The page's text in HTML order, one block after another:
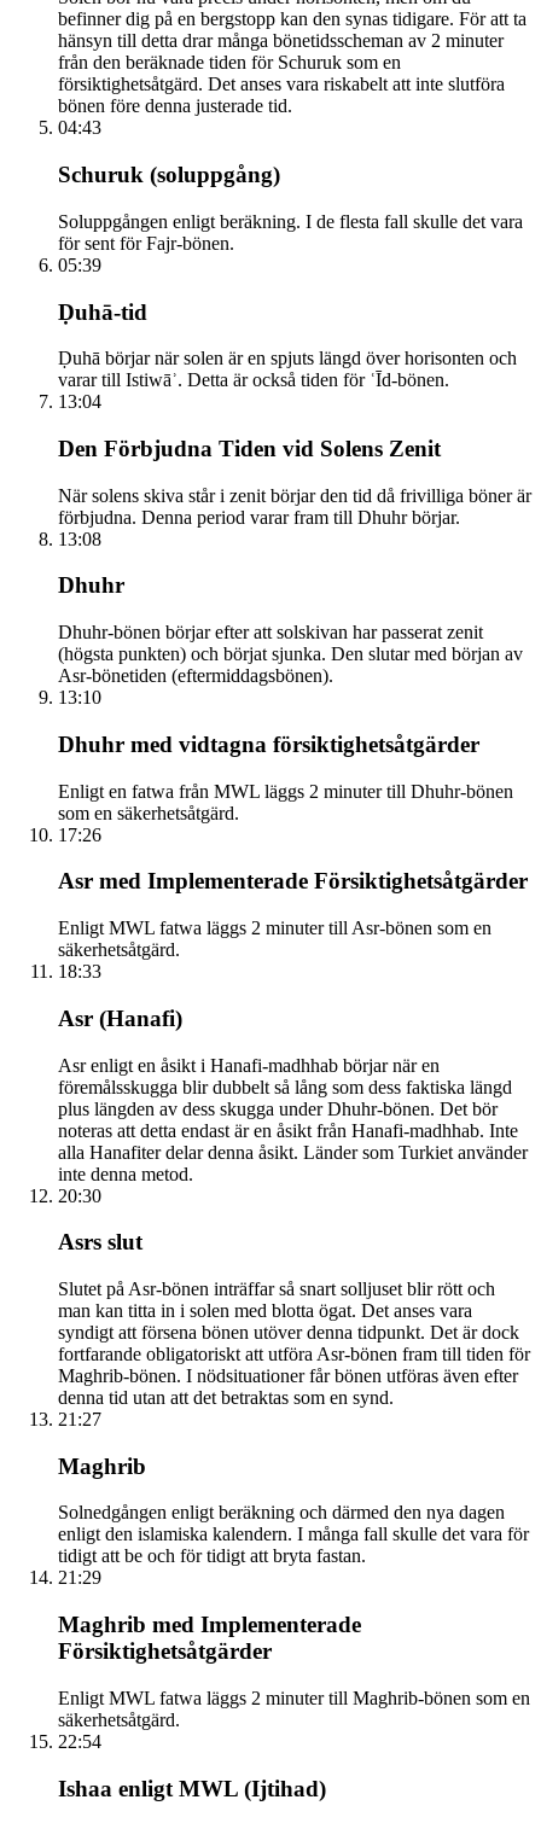
befinner dig på en bergstopp kan den synas tidigare. För att ta
hänsyn till detta drar många bönetidsscheman av 2 minuter
från den beräknade tiden för Schuruk som en
försiktighetsåtgärd. Det anses vara riskabelt att inte slutföra
bönen före denna justerade tid.
04:43
Schuruk (soluppgång)
Soluppgången enligt beräkning. I de flesta fall skulle det vara
för sent för Fajr-bönen.
05:39
Ḍuhā-tid
Ḍuhā börjar när solen är en spjuts längd över horisonten och
varar till Istiwāʾ. Detta är också tiden för ʿĪd-bönen.
13:04
Den Förbjudna Tiden vid Solens Zenit
När solens skiva står i zenit börjar den tid då frivilliga böner är
förbjudna. Denna period varar fram till Dhuhr börjar.
13:08
Dhuhr
Dhuhr-bönen börjar efter att solskivan har passerat zenit
(högsta punkten) och börjat sjunka. Den slutar med början av
Asr-bönetiden (eftermiddagsbönen).
13:10
Dhuhr med vidtagna försiktighetsåtgärder
Enligt en fatwa från MWL läggs 2 minuter till Dhuhr-bönen
som en säkerhetsåtgärd.
17:26
Asr med Implementerade Försiktighetsåtgärder
Enligt MWL fatwa läggs 2 minuter till Asr-bönen som en
säkerhetsåtgärd.
18:33
Asr (Hanafi)
Asr enligt en åsikt i Hanafi-madhhab börjar när en
föremålsskugga blir dubbelt så lång som dess faktiska längd
plus längden av dess skugga under Dhuhr-bönen. Det bör
noteras att detta endast är en åsikt från Hanafi-madhhab. Inte
alla Hanafiter delar denna åsikt. Länder som Turkiet använder
inte denna metod.
20:30
Asrs slut
Slutet på Asr-bönen inträffar så snart solljuset blir rött och
man kan titta in i solen med blotta ögat. Det anses vara
syndigt att försena bönen utöver denna tidpunkt. Det är dock
fortfarande obligatoriskt att utföra Asr-bönen fram till tiden för
Maghrib-bönen. I nödsituationer får bönen utföras även efter
denna tid utan att det betraktas som en synd.
21:27
Maghrib
Solnedgången enligt beräkning och därmed den nya dagen
enligt den islamiska kalendern. I många fall skulle det vara för
tidigt att be och för tidigt att bryta fastan.
21:29
Maghrib med Implementerade
Försiktighetsåtgärder
Enligt MWL fatwa läggs 2 minuter till Maghrib-bönen som en
säkerhetsåtgärd.
22:54
Ishaa enligt MWL (Ijtihad)